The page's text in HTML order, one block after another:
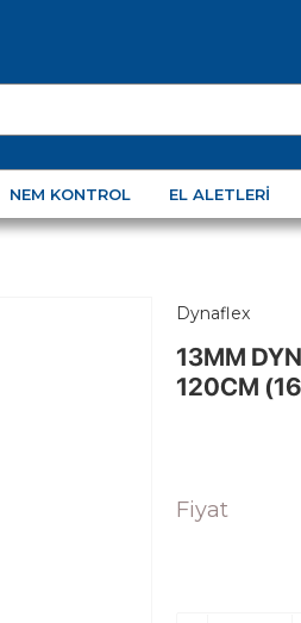
NEM KONTROL EL ALETLERI
Dynaflex
13MM
120CM
Fiyat